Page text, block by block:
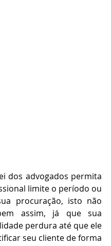
dos advogados permita
limite o período ou
procuração, isto não
assim, já que sua
perdura até que ele
seu cliente de forma